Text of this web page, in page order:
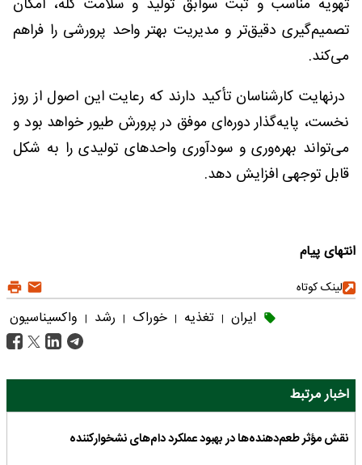
تهویه مناسب و ثبت سوابق تولید و سلامت گله، امکان
تصمیم‌گیری دقیق‌تر و مدیریت بهتر واحد پرورشی را فراهم
می‌کند.
درنهایت کارشناسان تأکید دارند که رعایت این اصول از روز
نخست، پایه‌گذار دوره‌ای موفق در پرورش طیور خواهد بود و
می‌تواند بهره‌وری و سودآوری واحدهای تولیدی را به شکل
قابل توجهی افزایش دهد.
انتهای پیام
لینک کوتاه
ایران | تغذیه | خوراک | رشد | واکسیناسیون
اخبار مرتبط
نقش مؤثر طعم‌دهنده‌ها در بهبود عملکرد دام‌های نشخوارکننده